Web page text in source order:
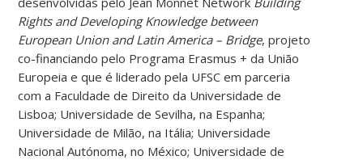
Rights and Developing Knowledge between
European Union and Latin America – Bridge, projeto
co-financiando pelo Programa Erasmus + da União
Europeia e que é liderado pela UFSC em parceria
com a Faculdade de Direito da Universidade de
Lisboa; Universidade de Sevilha, na Espanha;
Universidade de Milão, na Itália; Universidade
Nacional Autónoma, no México; Universidade de